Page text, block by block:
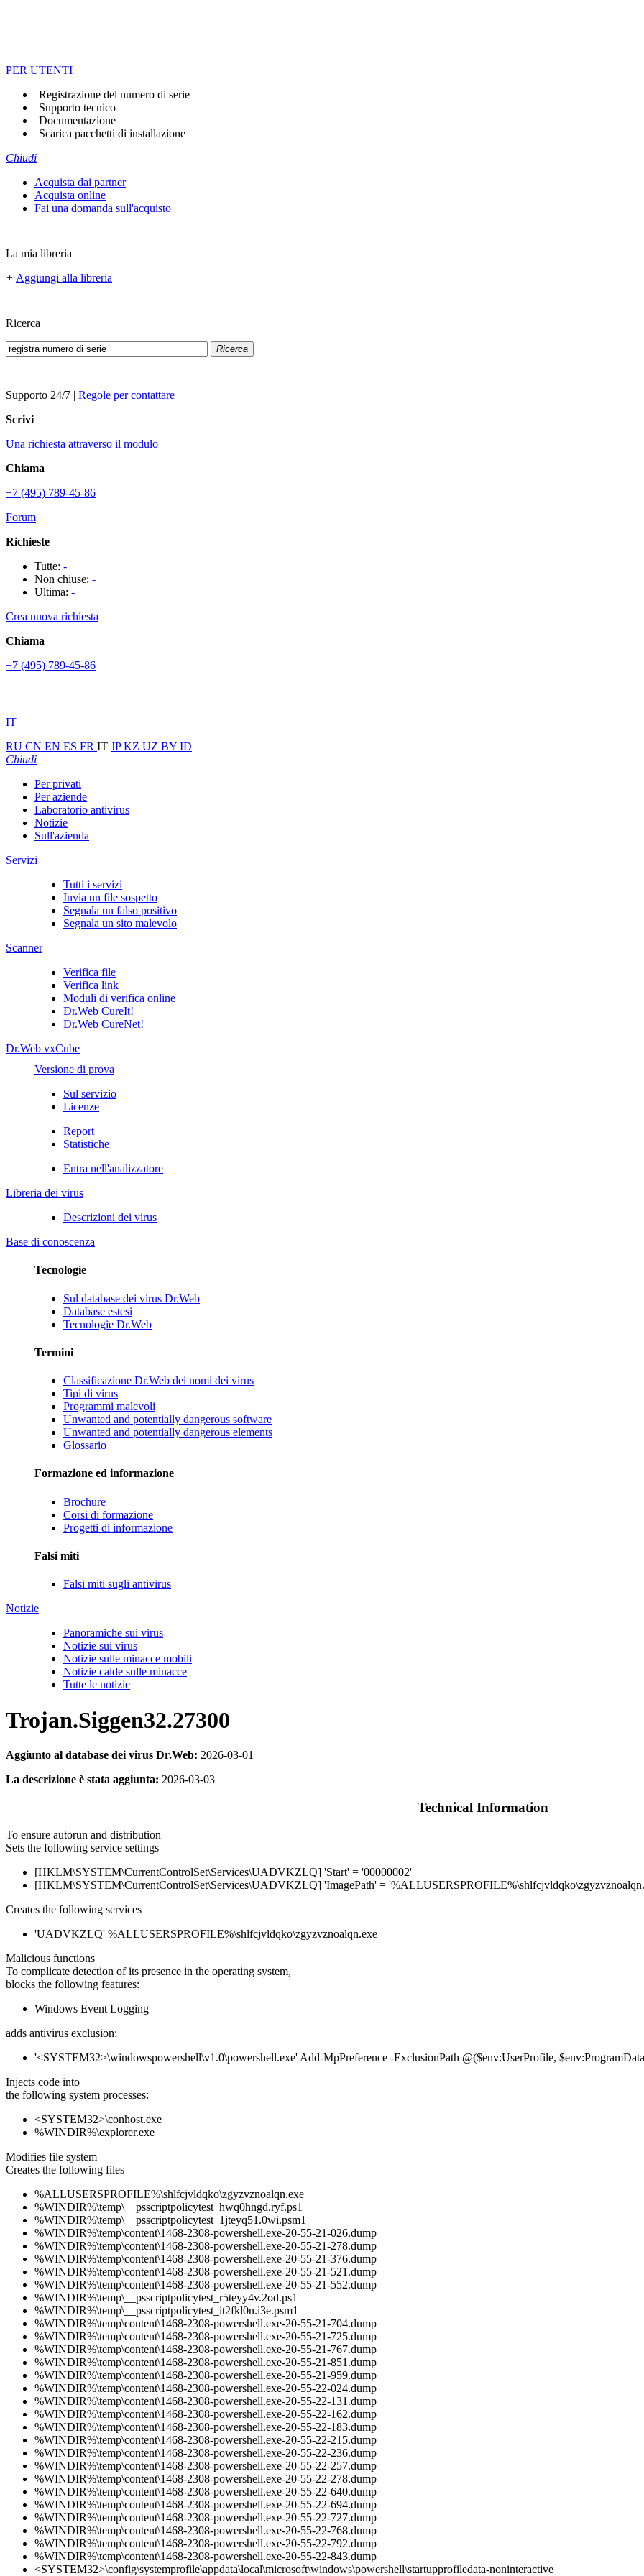
PER UTENTI
Registrazione del numero di serie
Supporto tecnico
Documentazione
Scarica pacchetti di installazione
Chiudi
Acquista dai partner
Acquista online
Fai una domanda sull'acquisto
La mia libreria
+ Aggiungi alla libreria
Ricerca
Ricerca
Supporto 24/7 | Regole per contattare
Scrivi
Una richiesta attraverso il modulo
Chiama
+7 (495) 789-45-86
Forum
Richieste
Tutte: -
Non chiuse: -
Ultima: -
Crea nuova richiesta
Chiama
+7 (495) 789-45-86
IT
RU CN EN ES FR IT JPKZ UZ BY ID
Chiudi
Per privati
Per aziende
Laboratorio antivirus
Notizie
Sull'azienda
Servizi
Tutti i servizi
Invia un file sospetto
Segnala un falso positivo
Segnala un sito malevolo
Scanner
Verifica file
Verifica link
Moduli di verifica online
Dr.Web CureIt!
Dr.Web CureNet!
Dr.Web vxCube
Versione di prova
Sul servizio
Licenze
Report
Statistiche
Entra nell'analizzatore
Libreria dei virus
Descrizioni dei virus
Base di conoscenza
Tecnologie
Sul database dei virus Dr.Web
Database estesi
Tecnologie Dr.Web
Termini
Classificazione Dr.Web dei nomi dei virus
Tipi di virus
Programmi malevoli
Unwanted and potentially dangerous software
Unwanted and potentially dangerous elements
Glossario
Formazione ed informazione
Brochure
Corsi di formazione
Progetti di informazione
Falsi miti
Falsi miti sugli antivirus
Notizie
Panoramiche sui virus
Notizie sui virus
Notizie sulle minacce mobili
Notizie calde sulle minacce
Tutte le notizie
Trojan.Siggen32.27300
Aggiunto al database dei virus Dr.Web: 2026-03-01
La descrizione è stata aggiunta: 2026-03-03
Technical Information
To ensure autorun and distribution
Sets the following service settings
[HKLM\SYSTEM\CurrentControlSet\Services\UADVKZLQ] 'Start' = '00000002'
[HKLM\SYSTEM\CurrentControlSet\Services\UADVKZLQ] 'ImagePath' =
Creates the following services
'UADVKZLQ' %ALLUSERSPROFILE%\shlfcjvldqko\zgyzvznoalqn.exe
Malicious functions
To complicate detection of its presence in the operating system,
blocks the following features:
Windows Event Logging
adds antivirus exclusion:
'<SYSTEM32>\windowspowershell\v1.0\powershell.exe' Add-MpPreference -ExclusionPath @($env:UserProfile,
Injects code into
the following system processes:
<SYSTEM32>\conhost.exe
%WINDIR%\explorer.exe
Modifies file system
Creates the following files
%ALLUSERSPROFILE%\shlfcjvldqko\zgyzvznoalqn.exe
%WINDIR%\temp\__psscriptpolicytest_hwq0hngd.ryf.ps1
%WINDIR%\temp\__psscriptpolicytest_1jteyq51.0wi.psm1
%WINDIR%\temp\content\1468-2308-powershell.exe-20-55-21-026.dump
%WINDIR%\temp\content\1468-2308-powershell.exe-20-55-21-278.dump
%WINDIR%\temp\content\1468-2308-powershell.exe-20-55-21-376.dump
%WINDIR%\temp\content\1468-2308-powershell.exe-20-55-21-521.dump
%WINDIR%\temp\content\1468-2308-powershell.exe-20-55-21-552.dump
%WINDIR%\temp\__psscriptpolicytest_r5teyy4v.2od.ps1
%WINDIR%\temp\__psscriptpolicytest_it2fkl0n.i3e.psm1
%WINDIR%\temp\content\1468-2308-powershell.exe-20-55-21-704.dump
%WINDIR%\temp\content\1468-2308-powershell.exe-20-55-21-725.dump
%WINDIR%\temp\content\1468-2308-powershell.exe-20-55-21-767.dump
%WINDIR%\temp\content\1468-2308-powershell.exe-20-55-21-851.dump
%WINDIR%\temp\content\1468-2308-powershell.exe-20-55-21-959.dump
%WINDIR%\temp\content\1468-2308-powershell.exe-20-55-22-024.dump
%WINDIR%\temp\content\1468-2308-powershell.exe-20-55-22-131.dump
%WINDIR%\temp\content\1468-2308-powershell.exe-20-55-22-162.dump
%WINDIR%\temp\content\1468-2308-powershell.exe-20-55-22-183.dump
%WINDIR%\temp\content\1468-2308-powershell.exe-20-55-22-215.dump
%WINDIR%\temp\content\1468-2308-powershell.exe-20-55-22-236.dump
%WINDIR%\temp\content\1468-2308-powershell.exe-20-55-22-257.dump
%WINDIR%\temp\content\1468-2308-powershell.exe-20-55-22-278.dump
%WINDIR%\temp\content\1468-2308-powershell.exe-20-55-22-640.dump
%WINDIR%\temp\content\1468-2308-powershell.exe-20-55-22-694.dump
%WINDIR%\temp\content\1468-2308-powershell.exe-20-55-22-727.dump
%WINDIR%\temp\content\1468-2308-powershell.exe-20-55-22-768.dump
%WINDIR%\temp\content\1468-2308-powershell.exe-20-55-22-792.dump
%WINDIR%\temp\content\1468-2308-powershell.exe-20-55-22-843.dump
<SYSTEM32>\config\systemprofile\appdata\local\microsoft\windows\powershell\startupprofiledata-noninteractive